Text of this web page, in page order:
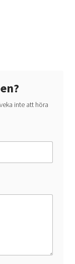
inte att höra